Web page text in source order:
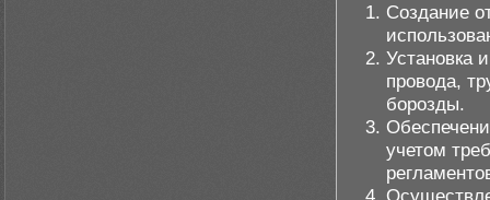
Создание
Установка
провода,
борозды.
учетом